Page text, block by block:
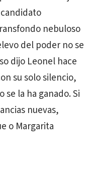
nebuloso
del poder no se
dijo Leonel hace
su solo silencio,
se la ha ganado. Si
nuevas,
o Margarita